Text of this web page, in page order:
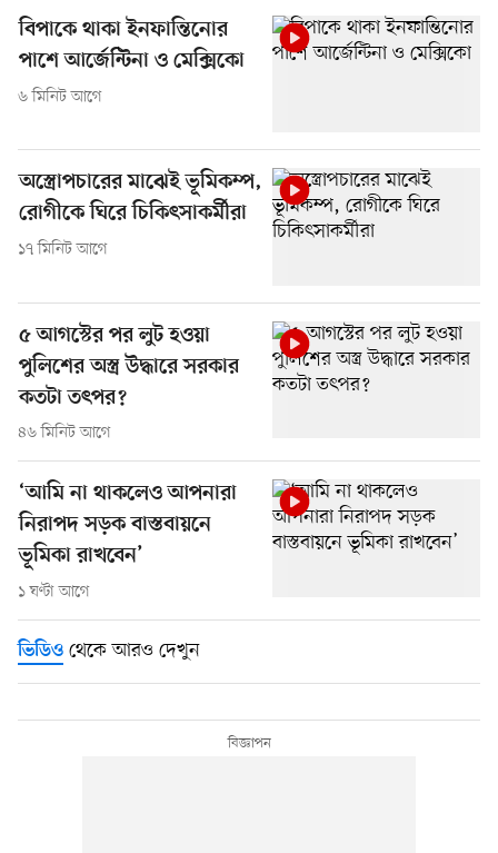
বিপাকে থাকা ইনফান্তিনোর
পাশে আর্জেন্টিনা ও মেক্সিকো
৬ মিনিট আগে
অস্ত্রোপচারের মাঝেই ভূমিকম্প,
রোগীকে ঘিরে চিকিৎসাকর্মীরা
১৭ মিনিট আগে
৫ আগস্টের পর লুট হওয়া
পুলিশের অস্ত্র উদ্ধারে সরকার
কতটা তৎপর?
৪৬ মিনিট আগে
‘আমি না থাকলেও আপনারা
নিরাপদ সড়ক বাস্তবায়নে
ভূমিকা রাখবেন’
১ ঘণ্টা আগে
ভিডিও থেকে আরও দেখুন